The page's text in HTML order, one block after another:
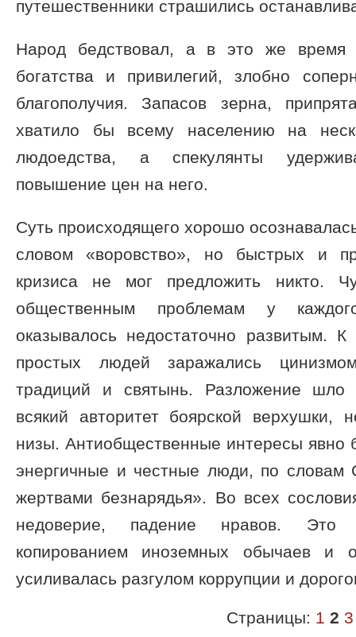
путешественники страшились
Народ бедствовал, а в это же время
богатства и привилегий, злобно
благополучия. Запасов зерна,
хватило бы всему населению на
людоедства, а спекулянты
повышение цен на него.
Суть происходящего хорошо
словом «воровство», но быстрых и
кризиса не мог предложить никто.
общественным проблемам у
оказывалось недостаточно развитым.
простых людей заражались
традиций и святынь. Разложение
всякий авторитет боярской верхушки,
низы. Антиобщественные интересы явно
энергичные и честные люди, по словам
жертвами безнарядья». Во всех
недоверие, падение нравов. Это
копированием иноземных обычаев и
усиливалась разгулом коррупции и
Страницы: 1 2 3